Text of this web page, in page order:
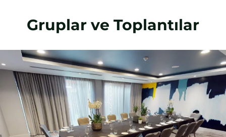
Gruplar ve Toplantılar